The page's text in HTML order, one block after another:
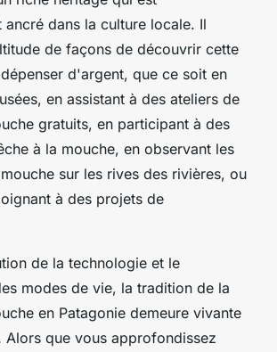
ancré dans la culture locale. Il
de façons de découvrir cette
d'argent, que ce soit en
en assistant à des ateliers de
gratuits, en participant à des
à la mouche, en observant les
sur les rives des rivières, ou
à des projets de
de la technologie et le
modes de vie, la tradition de la
en Patagonie demeure vivante
Alors que vous approfondissez